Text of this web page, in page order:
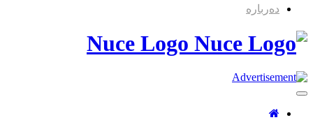
دەربارە
Nuce Logo
Toggle
Navigation